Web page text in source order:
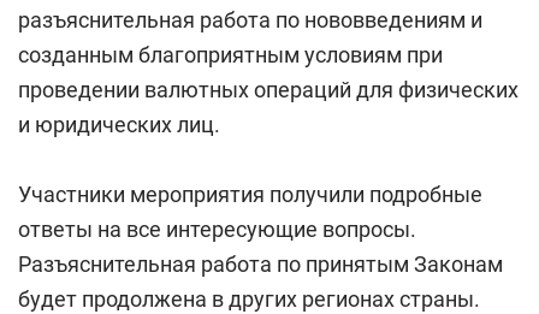
разъяснительная работа по нововведениям и
созданным благоприятным условиям при
проведении валютных операций для физических
и юридических лиц.
Участники мероприятия получили подробные
ответы на все интересующие вопросы.
Разъяснительная работа по принятым Законам
будет продолжена в других регионах страны.